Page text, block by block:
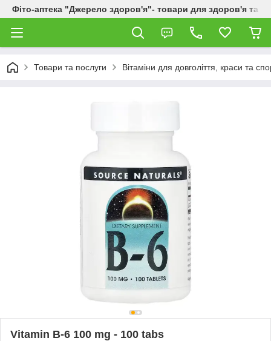
Фіто-аптека "Джерело здоров'я"- товари для здоров'я та
Товари та послуги Вітаміни для довголіття, краси та
Vitamin B-6 100 mg - 100 tabs